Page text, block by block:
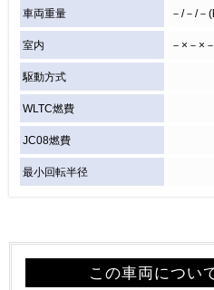
車両重量 －/－/－
室内 －×－×
駆動方式
WLTC燃費
JC08燃費
最小回転半径
この車両につい